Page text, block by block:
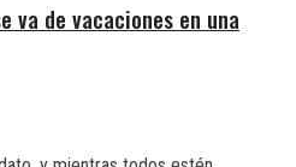
va de vacaciones en una